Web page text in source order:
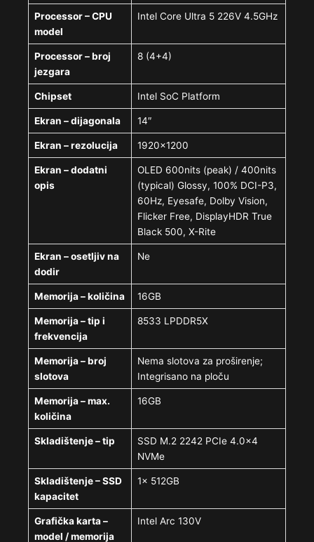
Processor – CPU
model
Intel Core Ultra 5 226V 4.5GHz
Processor – broj
jezgara
8 (4+4)
Chipset Intel SoC Platform
Ekran – dijagonala 14″
Ekran – rezolucija 1920×1200
Ekran – dodatni
opis
OLED 600nits (peak) / 400nits
(typical) Glossy, 100% DCI-P3,
60Hz, Eyesafe, Dolby Vision,
Flicker Free, DisplayHDR True
Black 500, X-Rite
Ekran – osetljiv na
dodir
Ne
Memorija – količina 16GB
Memorija – tip i
frekvencija
8533 LPDDR5X
Memorija – broj
slotova
Nema slotova za proširenje;
Integrisano na ploču
Memorija – max.
količina
16GB
Skladištenje – tip
SSD M.2 2242 PCIe 4.0×4
NVMe
Skladištenje – SSD
kapacitet
1x 512GB
Grafička karta –
model / memorija
Intel Arc 130V